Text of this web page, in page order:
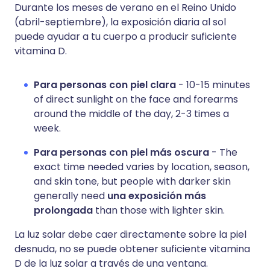
Durante los meses de verano en el Reino Unido
(abril-septiembre), la exposición diaria al sol
puede ayudar a tu cuerpo a producir suficiente
vitamina D.
Para personas con piel clara - 10-15 minutes
of direct sunlight on the face and forearms
around the middle of the day, 2-3 times a
week.
Para personas con piel más oscura - The
exact time needed varies by location, season,
and skin tone, but people with darker skin
generally need una exposición más
prolongada than those with lighter skin.
La luz solar debe caer directamente sobre la piel
desnuda, no se puede obtener suficiente vitamina
D de la luz solar a través de una ventana.